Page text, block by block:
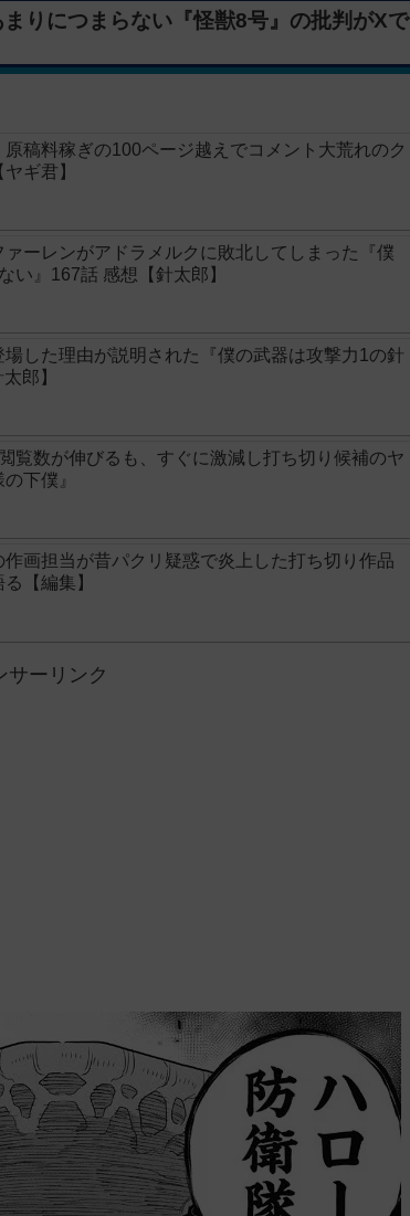
りにつまらない『怪獣8号』の批判がXで
稿料稼ぎの100ページ越えでコメント大荒れのク
ギ君】
ーレンがアドラメルクに敗北してしまった『僕
い』167話 感想【針太郎】
した理由が説明された『僕の武器は攻撃力1の針
郎】
覧数が伸びるも、すぐに激減し打ち切り候補のヤ
下僕』
画担当が昔パクリ疑惑で炎上した打ち切り作品
【編集】
サーリンク